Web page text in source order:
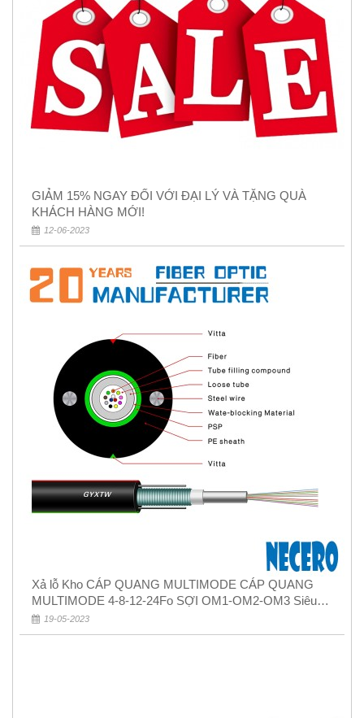
GIẢM 15% NGAY ĐỐI VỚI ĐẠI LÝ VÀ TẶNG QUÀ
KHÁCH HÀNG MỚI!
12-06-2023
Xả lỗ Kho CÁP QUANG MULTIMODE CÁP QUANG
MULTIMODE 4-8-12-24Fo SỢI OM1-OM2-OM3 Siêu
Rẻ 5k
19-05-2023